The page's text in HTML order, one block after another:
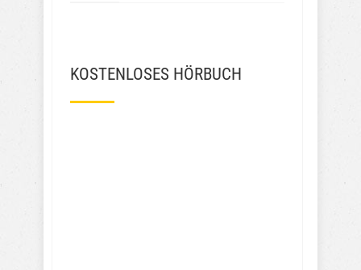
KOSTENLOSES HÖRBUCH